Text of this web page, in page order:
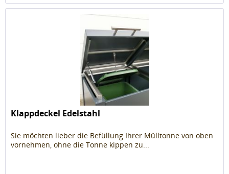
Klappdeckel Edelstahl
Sie möchten lieber die Befüllung Ihrer Mülltonne von oben
vornehmen, ohne die Tonne kippen zu...